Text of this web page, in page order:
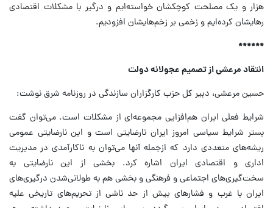
هزار و یک مصلحت کوچکشان خواسته‌ایم و درگیر با مشکلات اقتصادی
رهایشان کرده‌ایم و زخمی بر زخم‌هایشان افزودیم.
******
انتقاد مرعشی از تصمیم عجولانه دولت
حسین مرعشی، دبیر کل حزب کارگزاران سازندگی در روزنامه شرق نوشت:
شرایط فعلی ایران هم‌افزایی مجموعه‌ای از مشکلات است. می‌توان گفت
بستر شرایط سیاسی امروز ایران نارضایتی است و این نارضایتی عمومی
ریشه‌های متعددی دارد که ازجمله آنها می‌توان به ناکارآمدی در مدیریت
اداری و اقتصادی ایران اشاره کرد. بخشی از این نارضایتی به
سخت‌گیری‌های اجتماعی و فرهنگی و بخشی هم به طولانی‌شدن درگیری‌های
ایران با غرب و فشار‌های بیش از حد ناشی از تحریم‌های تاریخی علیه